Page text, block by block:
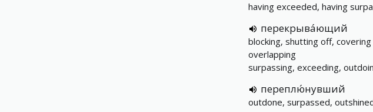
having exceeded, having
перекрыва́ющий
blocking, shutting off, covering
overlapping
surpassing, exceeding,
переплю́нувший
outdone, surpassed,